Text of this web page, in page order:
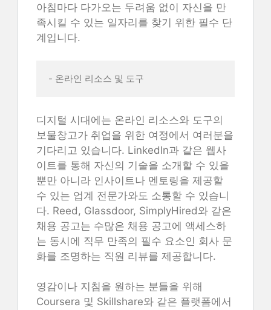
아침마다 다가오는 두려움 없이 자신을 만
족시킬 수 있는 일자리를 찾기 위한 필수 단
계입니다.
- 온라인 리소스 및 도구
디지털 시대에는 온라인 리소스와 도구의
보물창고가 취업을 위한 여정에서 여러분을
기다리고 있습니다. LinkedIn과 같은 웹사
이트를 통해 자신의 기술을 소개할 수 있을
뿐만 아니라 인사이트나 멘토링을 제공할
수 있는 업계 전문가와도 소통할 수 있습니
다. Reed, Glassdoor, SimplyHired와 같은
채용 공고는 수많은 채용 공고에 액세스하
는 동시에 직무 만족의 필수 요소인 회사 문
화를 조명하는 직원 리뷰를 제공합니다.
영감이나 지침을 원하는 분들을 위해
Coursera 및 Skillshare와 같은 플랫폼에서